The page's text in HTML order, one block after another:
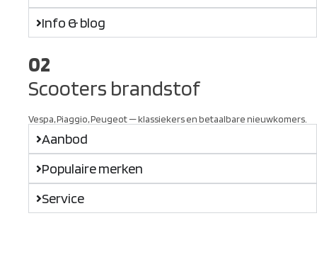
Info & blog
02
Scooters brandstof
Vespa, Piaggio, Peugeot — klassiekers en betaalbare nieuwkomers.
Aanbod
Populaire merken
Service